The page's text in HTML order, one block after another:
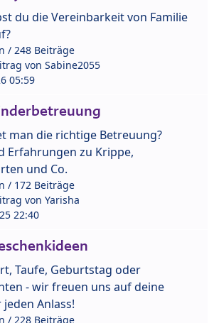
du die Vereinbarkeit von Familie
/ 248 Beiträge
von Sabine2055
05:59
man die richtige Betreuung?
Erfahrungen zu Krippe,
und Co.
/ 172 Beiträge
von Yarisha
22:40
Taufe, Geburtstag oder
- wir freuen uns auf deine
Anlass!
/ 228 Beiträge